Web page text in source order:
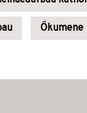
Ökumene